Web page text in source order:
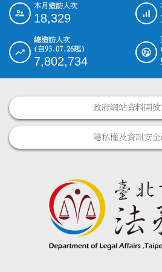
::: 本月造訪人次
18,329
總造訪人次
(自93.07.26起)
7,802,734
政府網站資料開
隱私權及資訊安